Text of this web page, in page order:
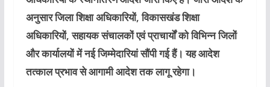
अनुसार जिला शिक्षा अधिकारियों, विकासखंड शिक्षा
अधिकारियों, सहायक संचालकों एवं प्राचार्यों को विभिन्न जिलों
और कार्यालयों में नई जिम्मेदारियां सौंपी गई हैं। यह आदेश
तत्काल प्रभाव से आगामी आदेश तक लागू रहेगा।